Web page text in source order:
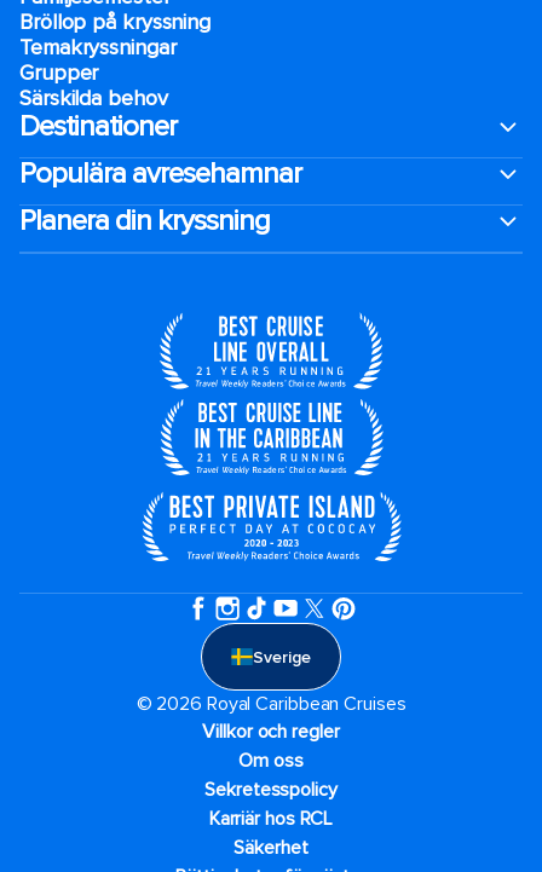
Bröllop på kryssning
Temakryssningar
Grupper
Särskilda behov
Destinationer
Populära avresehamnar
Planera din kryssning
Sverige
© 2026 Royal Caribbean Cruises
Villkor och regler
Om oss
Sekretesspolicy
Karriär hos RCL
Säkerhet